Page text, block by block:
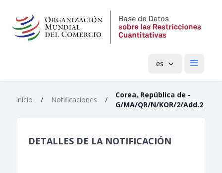
es Menú
Inicio / Notificaciones /
Corea, República de -
G/MA/QR/N/KOR/2/Add.2
DETALLES DE LA NOTIFICACIÓN